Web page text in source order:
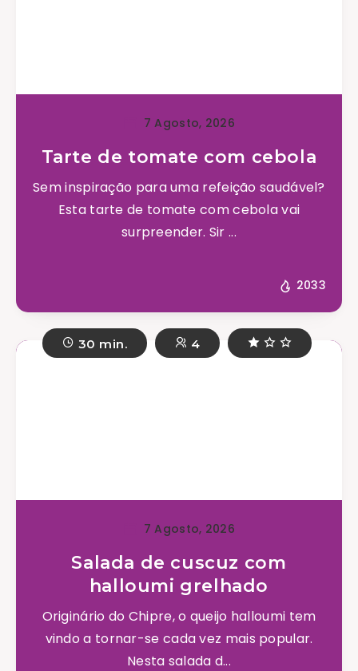
7 Agosto, 2026
Tarte de tomate com cebola
Sem inspiração para uma refeição saudável?
Esta tarte de tomate com cebola vai
surpreender. Sir ...
2033
30 min. 4
7 Agosto, 2026
Salada de cuscuz com
halloumi grelhado
Originário do Chipre, o queijo halloumi tem
vindo a tornar-se cada vez mais popular.
Nesta salada d...